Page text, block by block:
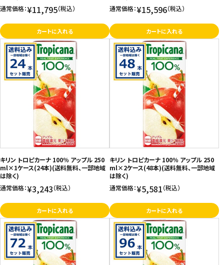
通常価格：¥11,795（税込）
カートに入れる
通常価格：¥15,596（税込）
カートに入れる
キリン トロピカーナ 100％ アップル 250
ml×1ケース(24本)(送料無料、一部地域
は除く)
通常価格：¥3,243（税込）
カートに入れる
キリン トロピカーナ 100％ アップル 250
ml×2ケース(48本)(送料無料、一部地域
は除く)
通常価格：¥5,581（税込）
カートに入れる